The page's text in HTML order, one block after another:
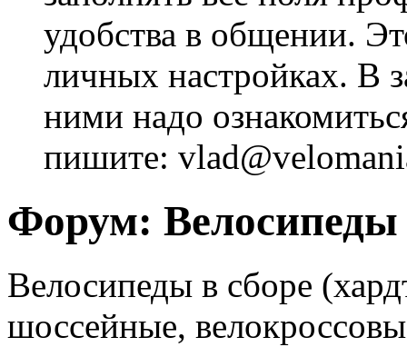
удобства в общении.
личных настройках. В
ними надо
пишите:
Форум: Велосипеды
Велосипеды в сборе
шоссейные,